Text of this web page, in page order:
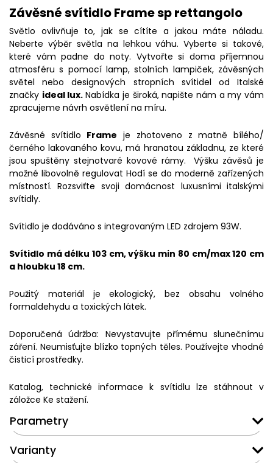
Závěsné svítidlo Frame sp rettangolo
Světlo ovlivňuje to, jak se cítíte a jakou máte náladu.
Neberte výběr světla na lehkou váhu. Vyberte si takové,
které vám padne do noty. Vytvořte si doma příjemnou
atmosféru s pomocí lamp, stolních lampiček, závěsných
světel nebo designových stropních svítidel od Italské
značky ideal lux.Nabídka je široká, napište nám a my vám
zpracujeme návrh osvětlení na míru.
Závěsné svítidlo Frame je zhotoveno z matně bílého/
černého lakovaného kovu, má hranatou základnu, ze které
jsou spuštěny stejnotvaré kovové rámy. Výšku závěsů je
možné libovolně regulovat Hodí se do moderně zařízených
místností. Rozsviťte svoji domácnost luxusními italskými
svítidly.
Svítidlo je dodáváno s integrovaným LED zdrojem 93W.
Svítidlo má délku 103 cm, výšku min 80 cm/max 120 cm
a hloubku 18 cm.
Použitý materiál je ekologický, bez obsahu volného
formaldehydu a toxických látek.
Doporučená údržba: Nevystavujte přímému slunečnímu
záření. Neumisťujte blízko topných těles. Používejte vhodné
čisticí prostředky.
Katalog, technické informace k svítidlu lze stáhnout v
záložce Ke stažení.
Parametry
Varianty